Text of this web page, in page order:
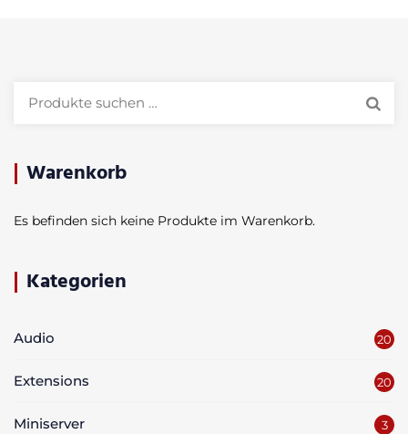
Warenkorb
Es befinden sich keine Produkte im Warenkorb.
Kategorien
Audio 20
Extensions 20
Miniserver 3